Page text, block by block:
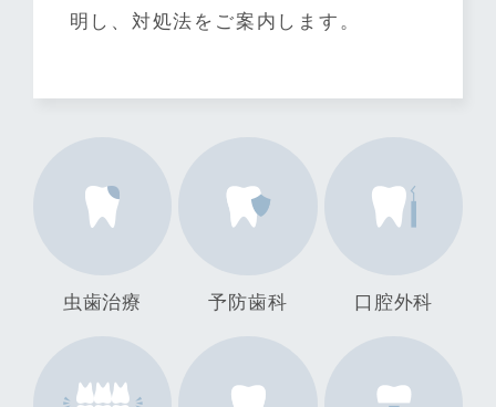
明し、対処法をご案内します。
虫歯治療 予防歯科 口腔外科